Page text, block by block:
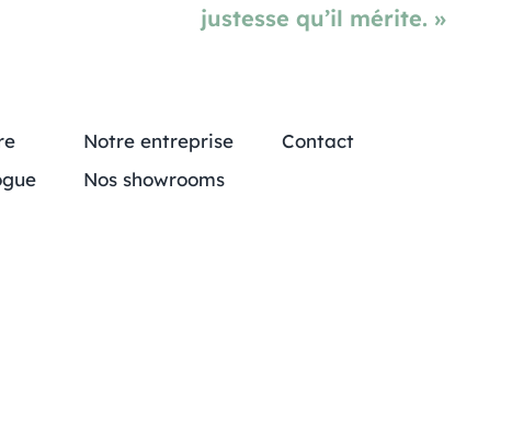
justesse qu’il mérite. »
Notre entreprise
Nos showrooms
Contact